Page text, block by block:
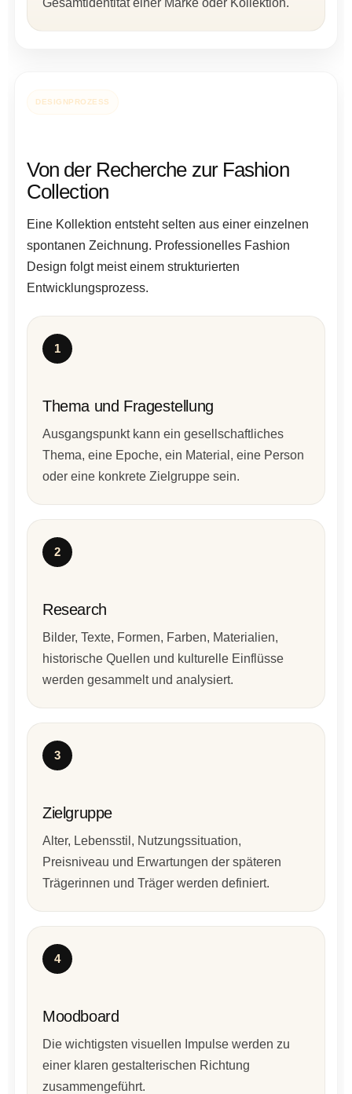
DESIGNPROZESS
Von der Recherche zur Fashion
Collection
Eine Kollektion entsteht selten aus einer einzelnen
spontanen Zeichnung. Professionelles Fashion
Design folgt meist einem strukturierten
Entwicklungsprozess.
1
Thema und Fragestellung
Ausgangspunkt kann ein gesellschaftliches
Thema, eine Epoche, ein Material, eine Person
oder eine konkrete Zielgruppe sein.
2
Research
Bilder, Texte, Formen, Farben, Materialien,
historische Quellen und kulturelle Einflüsse
werden gesammelt und analysiert.
3
Zielgruppe
Alter, Lebensstil, Nutzungssituation,
Preisniveau und Erwartungen der späteren
Trägerinnen und Träger werden definiert.
4
Moodboard
Die wichtigsten visuellen Impulse werden zu
einer klaren gestalterischen Richtung
zusammengeführt.